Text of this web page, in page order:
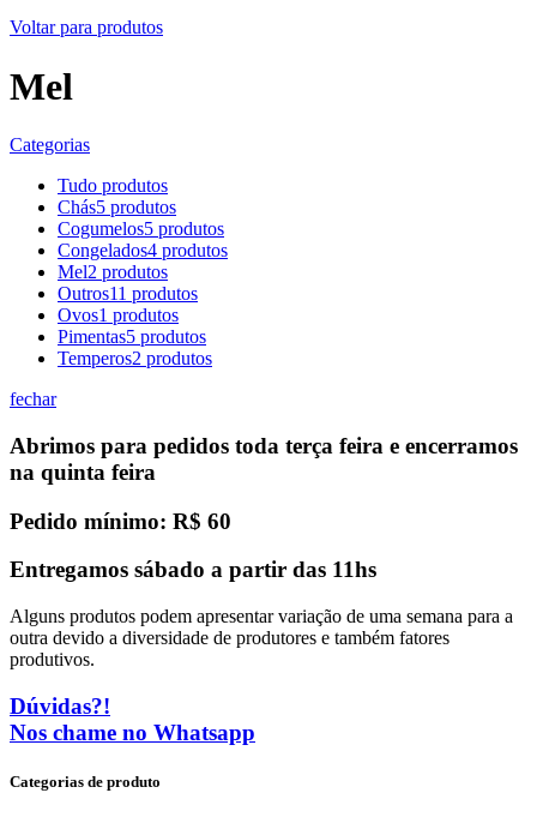
Voltar para produtos
Mel
Categorias
Tudo produtos
Chás5 produtos
Cogumelos5 produtos
Congelados4 produtos
Mel2 produtos
Outros11 produtos
Ovos1 produtos
Pimentas5 produtos
Temperos2 produtos
fechar
Abrimos para pedidos toda terça feira e encerramos
na quinta feira
Pedido mínimo: R$ 60
Entregamos sábado a partir das 11hs
Alguns produtos podem apresentar variação de uma semana para a
outra devido a diversidade de produtores e também fatores
produtivos.
Dúvidas?!
Nos chame no Whatsapp
Categorias de produto